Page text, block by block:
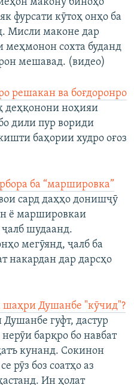
макону биноҳо
фурсати кӯтоҳ онҳо ба
Мисли маконе дар
меҳмонон сохта буданд
мешавад. (видео)
решакан ва боғдоронро
деҳқонони ноҳияи
дили пур вориди
баҳории худро оғоз
ба “маршировка”
сард даҳҳо донишҷӯ
ё маршировкаи
шудаанд.
мегӯянд, ҷалб ба
накардан дар дарсҳо
шаҳри Душанбе "кӯчид"?
гуфт, дастур
барқро бо навбат
кунанд. Сокинон
рӯз боз соатҳо аз
Ин ҳолат